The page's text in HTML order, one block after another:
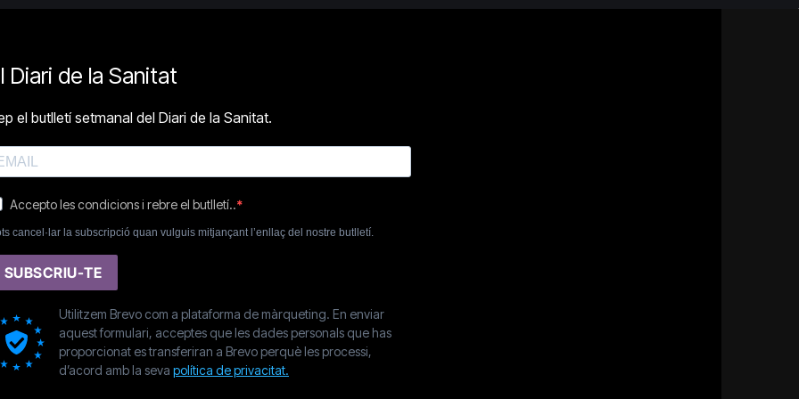
Diari de la Sanitat
el butlletí setmanal del Diari de la Sanitat.
Accepto les condicions i rebre el butlletí..
cancel·lar la subscripció quan vulguis mitjançant l’enllaç del nostre butlletí.
SUBSCRIU-TE
Utilitzem Brevo com a plataforma de màrqueting. En enviar
aquest formulari, acceptes que les dades personals que has
proporcionat es transferiran a Brevo perquè les processi,
d’acord amb la seva política de privacitat.